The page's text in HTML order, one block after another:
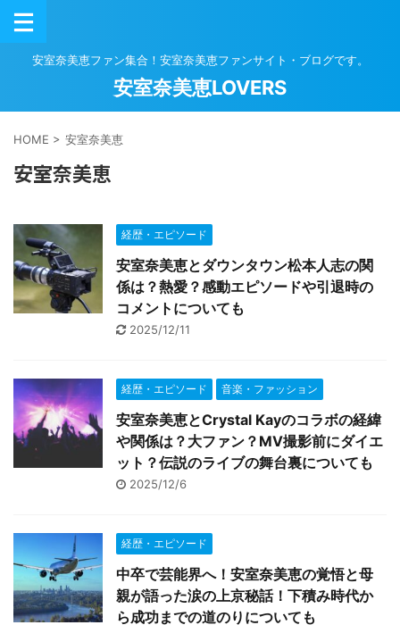
安室奈美恵ファン集合！安室奈美恵ファンサイト・ブログです。
安室奈美恵LOVERS
HOME > 安室奈美恵
安室奈美恵
経歴・エピソード
安室奈美恵とダウンタウン松本人志の関
係は？熱愛？感動エピソードや引退時の
コメントについても
2025/12/11
経歴・エピソード 音楽・ファッション
安室奈美恵とCrystal Kayのコラボの経緯
や関係は？大ファン？MV撮影前にダイエ
ット？伝説のライブの舞台裏についても
2025/12/6
経歴・エピソード
中卒で芸能界へ！安室奈美恵の覚悟と母
親が語った涙の上京秘話！下積み時代か
ら成功までの道のりについても